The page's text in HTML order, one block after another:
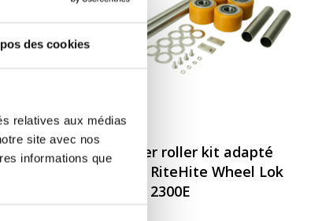
des cookies
relatives aux médias
site avec nos
informations que
pour
Lower roller kit adapté
pour RiteHite Wheel Lok
GWL 2300E